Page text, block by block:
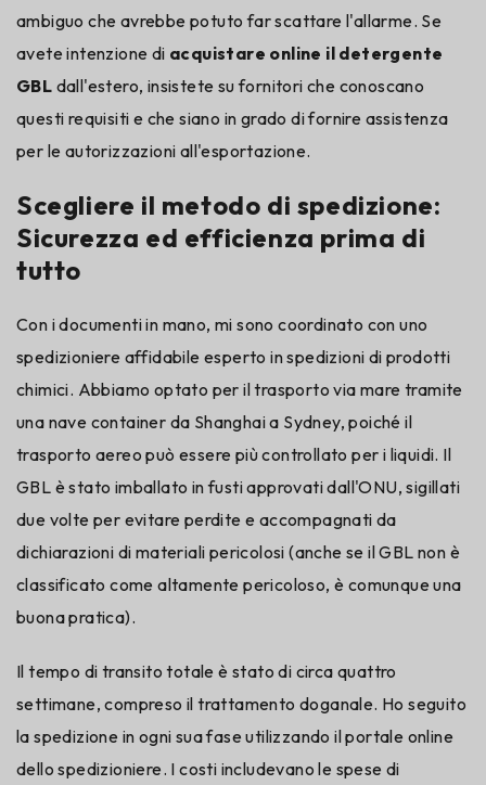
ambiguo che avrebbe potuto far scattare l'allarme. Se
avete intenzione di acquistare online il detergente
GBL dall'estero, insistete su fornitori che conoscano
questi requisiti e che siano in grado di fornire assistenza
per le autorizzazioni all'esportazione.
Scegliere il metodo di spedizione:
Sicurezza ed efficienza prima di
tutto
Con i documenti in mano, mi sono coordinato con uno
spedizioniere affidabile esperto in spedizioni di prodotti
chimici. Abbiamo optato per il trasporto via mare tramite
una nave container da Shanghai a Sydney, poiché il
trasporto aereo può essere più controllato per i liquidi. Il
GBL è stato imballato in fusti approvati dall'ONU, sigillati
due volte per evitare perdite e accompagnati da
dichiarazioni di materiali pericolosi (anche se il GBL non è
classificato come altamente pericoloso, è comunque una
buona pratica).
Il tempo di transito totale è stato di circa quattro
settimane, compreso il trattamento doganale. Ho seguito
la spedizione in ogni sua fase utilizzando il portale online
dello spedizioniere. I costi includevano le spese di